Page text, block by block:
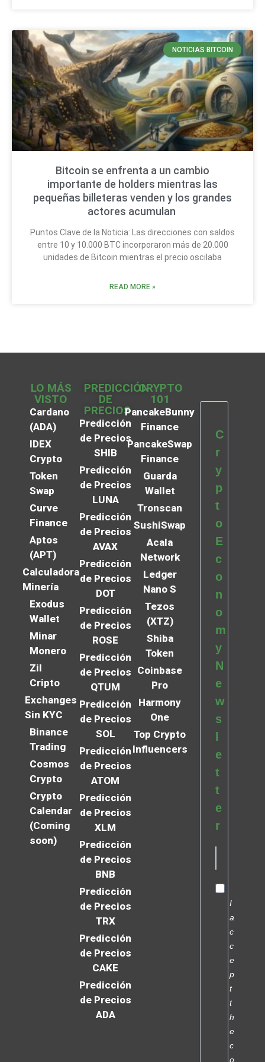
NOTICIAS BITCOIN
Bitcoin se enfrenta a un cambio
importante de holders mientras las
pequeñas billeteras venden y los grandes
actores acumulan
Puntos Clave de la Noticia: Las direcciones con saldos
entre 10 y 10.000 BTC incorporaron más de 20.000
unidades de Bitcoin mientras el precio oscilaba
READ MORE »
LO MÁS
VISTO
Cardano
(ADA)
IDEX
Crypto
Token
Swap
Curve
Finance
Aptos
(APT)
Calculadora
Minería
Exodus
Wallet
Minar
Monero
Zil
Cripto
Exchanges
Sin KYC
Binance
Trading
Cosmos
Crypto
Crypto
Calendar
(Coming
soon)
PREDICCIÓN
DE
PRECIOS
Predicción
de Precios
SHIB
Predicción
de Precios
LUNA
Predicción
de Precios
AVAX
Predicción
de Precios
DOT
Predicción
de Precios
ROSE
Predicción
de Precios
QTUM
Predicción
de Precios
SOL
Predicción
de Precios
ATOM
Predicción
de Precios
XLM
Predicción
de Precios
BNB
Predicción
de Precios
TRX
Predicción
de Precios
CAKE
Predicción
de Precios
ADA
CRYPTO
101
PancakeBunny
Finance
PancakeSwap
Finance
Guarda
Wallet
Tronscan
SushiSwap
Acala
Network
Ledger
Nano S
Tezos
(XTZ)
Shiba
Token
Coinbase
Pro
Harmony
One
Top Crypto
Influencers
C
r
y
p
t
o
E
c
o
n
o
m
y
N
e
w
s
e
t
t
e
r
I
a
c
c
e
p
t
t
h
e
c
o